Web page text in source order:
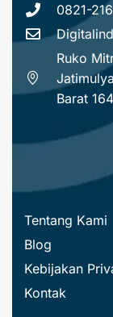
0821-
Ruko
Barat
Tentang Kami
Blog
Kebijakan
Kontak